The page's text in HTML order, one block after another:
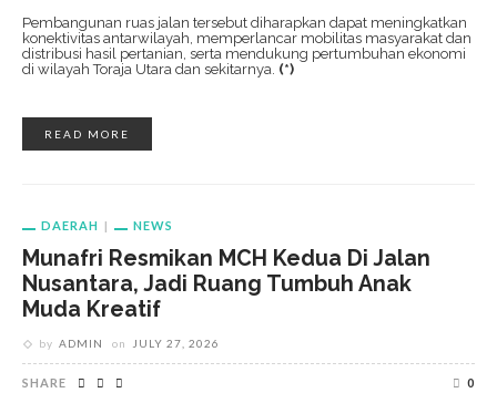
Pembangunan ruas jalan tersebut diharapkan dapat meningkatkan
konektivitas antarwilayah, memperlancar mobilitas masyarakat dan
distribusi hasil pertanian, serta mendukung pertumbuhan ekonomi
di wilayah Toraja Utara dan sekitarnya. (*)
READ MORE
DAERAH NEWS
Munafri Resmikan MCH Kedua Di Jalan
Nusantara, Jadi Ruang Tumbuh Anak
Muda Kreatif
by ADMIN on JULY 27, 2026
SHARE 0